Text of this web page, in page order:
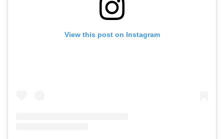
View this post on Instagram